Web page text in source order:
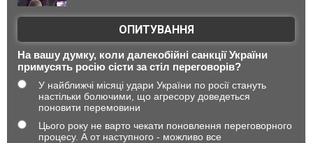
ОПИТУВАННЯ
На вашу думку, коли далекобійні санкції України
примусять росію сісти за стіл переговорів?
У найближчі місяці удари України по росії стануть
настільки болючими, що агресору доведеться
поновити перемовини
Цього року не варто чекати поновлення переговорного
процесу. А от наступного - можливо все